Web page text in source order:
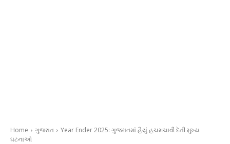
Home ગુજરાત
Year Ender 2025: ગુજરાતમાં હૈયું હચમચાવી દેતી મુખ્ય
ઘટનાઓ